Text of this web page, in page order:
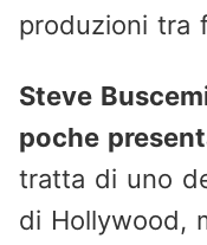
produzioni tra
Steve
poche
tratta di uno
di Hollywood,